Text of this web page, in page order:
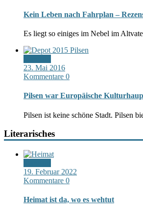
Kein Leben nach Fahrplan –
Es liegt so einiges im Nebel im
23. Mai 2016
Kommentare 0
Pilsen war Europäische
Pilsen ist keine schöne Stadt. Pilsen
Literarisches
19. Februar 2022
Kommentare 0
Heimat ist da, wo es wehtut